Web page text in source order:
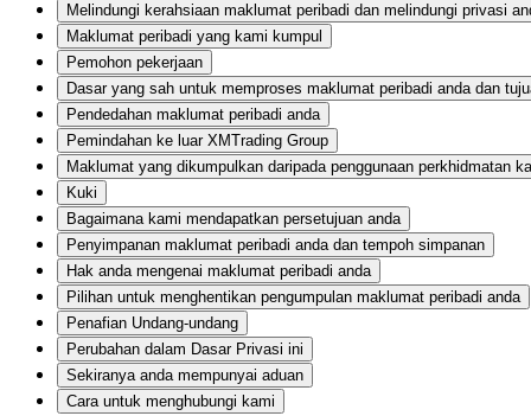
Melindungi kerahsiaan maklumat peribadi dan melindungi privasi
Maklumat peribadi yang kami kumpul
Pemohon pekerjaan
Dasar yang sah untuk memproses maklumat peribadi anda dan
Pendedahan maklumat peribadi anda
Pemindahan ke luar XMTrading Group
Maklumat yang dikumpulkan daripada penggunaan perkhidmatan
Kuki
Bagaimana kami mendapatkan persetujuan anda
Penyimpanan maklumat peribadi anda dan tempoh simpanan
Hak anda mengenai maklumat peribadi anda
Pilihan untuk menghentikan pengumpulan maklumat peribadi anda
Penafian Undang-undang
Perubahan dalam Dasar Privasi ini
Sekiranya anda mempunyai aduan
Cara untuk menghubungi kami